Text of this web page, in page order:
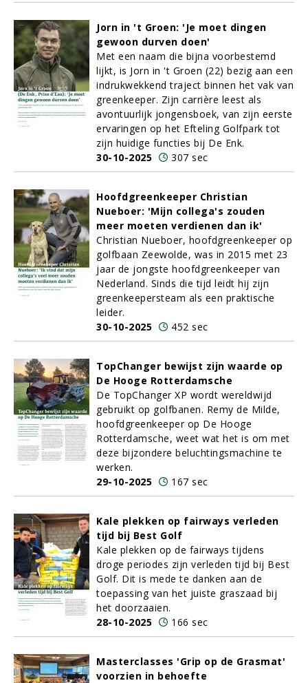
Jorn in 't Groen: 'Je moet dingen
gewoon durven doen'
Met een naam die bijna voorbestemd
lijkt, is Jorn in 't Groen (22) bezig aan een
indrukwekkend traject binnen het vak van
greenkeeper. Zijn carrière leest als
avontuurlijk jongensboek, van zijn eerste
ervaringen op het Efteling Golfpark tot
zijn huidige functies bij De Enk.
30-10-2025
307 sec
Hoofdgreenkeeper Christian
Nueboer: 'Mijn collega's zouden
meer moeten verdienen dan ik'
Christian Nueboer, hoofdgreenkeeper op
golfbaan Zeewolde, was in 2015 met 23
jaar de jongste hoofdgreenkeeper van
Nederland. Sinds die tijd leidt hij zijn
greenkeepersteam als een praktische
leider.
30-10-2025
452 sec
TopChanger bewijst zijn waarde op
De Hooge Rotterdamsche
De TopChanger XP wordt wereldwijd
gebruikt op golfbanen. Remy de Milde,
hoofdgreenkeeper op De Hooge
Rotterdamsche, weet wat het is om met
deze bijzondere beluchtingsmachine te
werken.
29-10-2025
167 sec
Kale plekken op fairways verleden
tijd bij Best Golf
Kale plekken op de fairways tijdens
droge periodes zijn verleden tijd bij Best
Golf. Dit is mede te danken aan de
toepassing van het juiste graszaad bij
het doorzaaien.
28-10-2025
166 sec
Masterclasses 'Grip op de Grasmat'
voorzien in behoefte